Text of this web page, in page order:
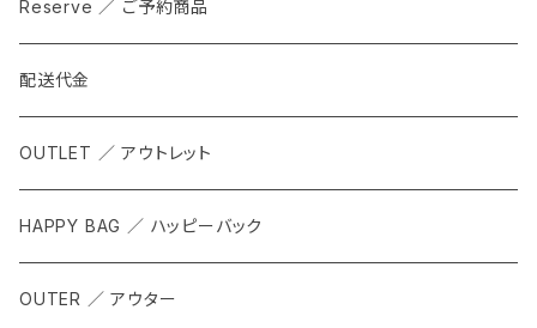
Reserve ／ ご予約商品
配送代金
OUTLET ／ アウトレット
HAPPY BAG ／ ハッピーバック
OUTER ／ アウター